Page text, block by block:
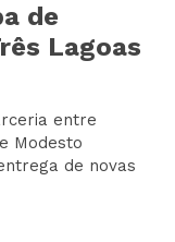
de
Lagoas
entre
de novas